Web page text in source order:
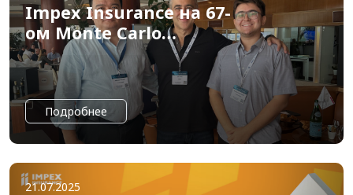
Impex Insurance на 67-
ом Monte Carlo
Rendezvous
Подробнее
21.07.2025